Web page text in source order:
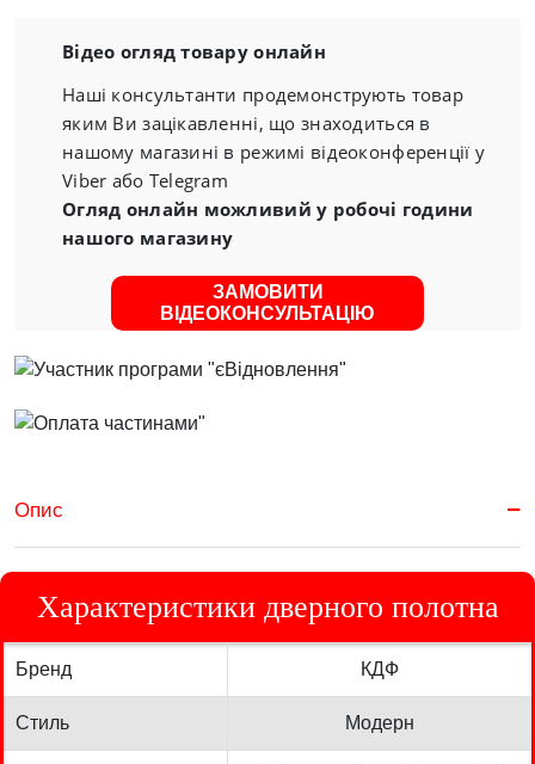
Відео огляд товару онлайн
Наші консультанти продемонструють товар
яким Ви зацікавленні, що знаходиться в
нашому магазині в режимі відеоконференції у
Viber або Telegram
Огляд онлайн можливий у робочі години
нашого магазину
ЗАМОВИТИ
ВІДЕОКОНСУЛЬТАЦІЮ
Опис
Характеристики дверного полотна
Бренд КДФ
Стиль Модерн